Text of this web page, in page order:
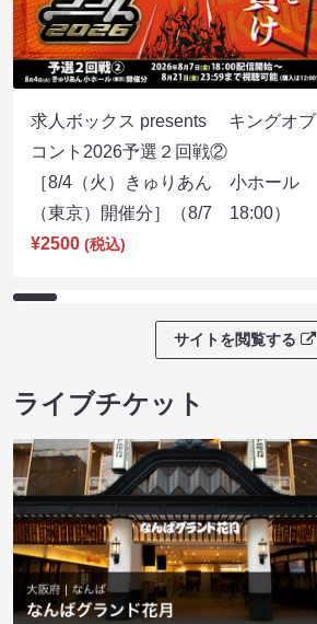
求人ボックス presents キングオブ
コント2026予選２回戦②
［8/4（火）きゅりあん 小ホール
（東京）開催分］（8/7 18:00）
¥2500 (税込)
サイトを閲覧する
ライブチケット